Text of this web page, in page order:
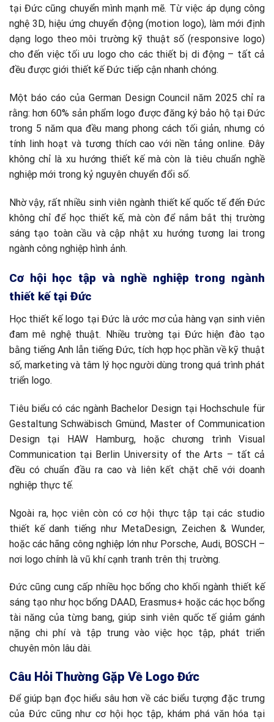
tại Đức cũng chuyển mình mạnh mẽ. Từ việc áp dụng công
nghệ 3D, hiệu ứng chuyển động (motion logo), làm mới định
dạng logo theo môi trường kỹ thuật số (responsive logo)
cho đến việc tối ưu logo cho các thiết bị di động – tất cả
đều được giới thiết kế Đức tiếp cận nhanh chóng.
Một báo cáo của German Design Council năm 2025 chỉ ra
rằng: hơn 60% sản phẩm logo được đăng ký bảo hộ tại Đức
trong 5 năm qua đều mang phong cách tối giản, nhưng có
tính linh hoạt và tương thích cao với nền tảng online. Đây
không chỉ là xu hướng thiết kế mà còn là tiêu chuẩn nghề
nghiệp mới trong kỷ nguyên chuyển đổi số.
Nhờ vậy, rất nhiều sinh viên ngành thiết kế quốc tế đến Đức
không chỉ để học thiết kế, mà còn để nắm bắt thị trường
sáng tạo toàn cầu và cập nhật xu hướng tương lai trong
ngành công nghiệp hình ảnh.
Cơ hội học tập và nghề nghiệp trong ngành
thiết kế tại Đức
Học thiết kế logo tại Đức là ước mơ của hàng vạn sinh viên
đam mê nghệ thuật. Nhiều trường tại Đức hiện đào tạo
bằng tiếng Anh lẫn tiếng Đức, tích hợp học phần về kỹ thuật
số, marketing và tâm lý học người dùng trong quá trình phát
triển logo.
Tiêu biểu có các ngành Bachelor Design tại Hochschule für
Gestaltung Schwäbisch Gmünd, Master of Communication
Design tại HAW Hamburg, hoặc chương trình Visual
Communication tại Berlin University of the Arts – tất cả
đều có chuẩn đầu ra cao và liên kết chặt chẽ với doanh
nghiệp thực tế.
Ngoài ra, học viên còn có cơ hội thực tập tại các studio
thiết kế danh tiếng như MetaDesign, Zeichen & Wunder,
hoặc các hãng công nghiệp lớn như Porsche, Audi, BOSCH –
nơi logo chính là vũ khí cạnh tranh trên thị trường.
Đức cũng cung cấp nhiều học bổng cho khối ngành thiết kế
sáng tạo như học bổng DAAD, Erasmus+ hoặc các học bổng
tài năng của từng bang, giúp sinh viên quốc tế giảm gánh
nặng chi phí và tập trung vào việc học tập, phát triển
chuyên môn lâu dài.
Câu Hỏi Thường Gặp Về Logo Đức
Để giúp bạn đọc hiểu sâu hơn về các biểu tượng đặc trưng
của Đức cũng như cơ hội học tập, khám phá văn hóa tại